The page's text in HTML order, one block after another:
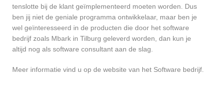
tenslotte bij de klant geïmplementeerd moeten worden. Dus
ben jij niet de geniale programma ontwikkelaar, maar ben je
wel geïnteresseerd in de producten die door het software
bedrijf zoals Mbark in Tilburg geleverd worden, dan kun je
altijd nog als software consultant aan de slag.
Meer informatie vind u op de website van het Software bedrijf.